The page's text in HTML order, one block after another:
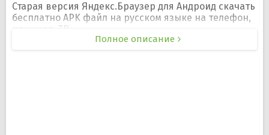
Старая версия Яндекс.Браузер для Андроид скачать
бесплатно APK файл на русском языке на телефон,
планшет, ТВ.
Полное описание